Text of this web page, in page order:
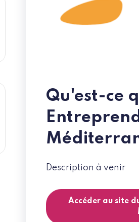
Qu'est-ce
Description à venir
Accéder au site